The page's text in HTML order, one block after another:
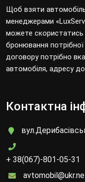
Щоб взяти
менеджерами
можете
бронювання
договору потрібно
автомобіля, адресу
Контактна
+ 38(067)-801-05-31